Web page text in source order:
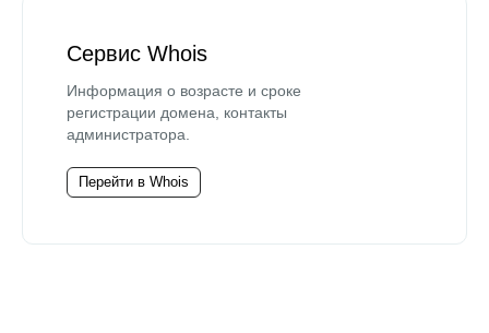
Сервис Whois
Информация о возрасте и сроке
регистрации домена, контакты
администратора.
Перейти в Whois